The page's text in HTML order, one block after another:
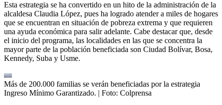
Esta estrategia se ha convertido en un hito de la administración de la
alcaldesa Claudia López, pues ha logrado atender a miles de hogares
que se encuentran en situación de pobreza extrema y que requieren
una ayuda económica para salir adelante. Cabe destacar que, desde
el inicio del programa, las localidades en las que se concentra la
mayor parte de la población beneficiada son Ciudad Bolívar, Bosa,
Kennedy, Suba y Usme.
Más de 200.000 familias se verán beneficiadas por la estrategia
Ingreso Mínimo Garantizado. | Foto: Colprensa